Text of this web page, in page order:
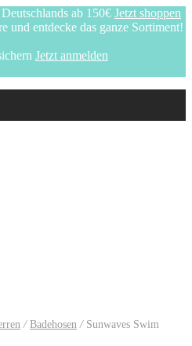
ab 150€ Jetzt shoppen
und entdecke das ganze Sortiment!
Jetzt anmelden
/ Badehosen /Sunwaves Swim